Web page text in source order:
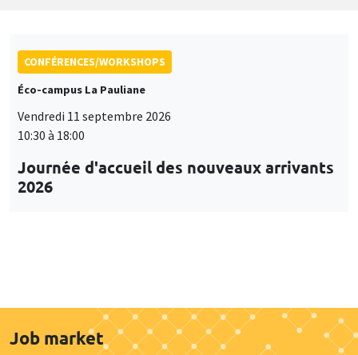
CONFÉRENCES/WORKSHOPS
Éco-campus La Pauliane
Vendredi 11 septembre 2026
10:30 à 18:00
Journée d'accueil des nouveaux arrivants
2026
Job market